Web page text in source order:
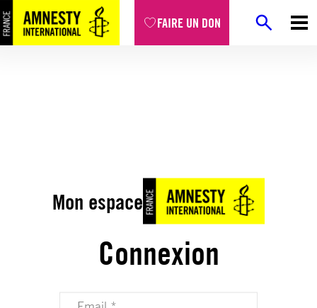
FAIRE UN DON
Mon espace
Connexion
Votre adresse email (obligatoire)